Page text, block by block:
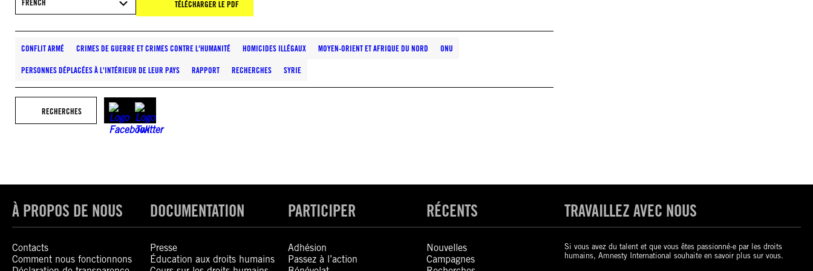
FRENCH TÉLÉCHARGER LE PDF
CONFLIT ARMÉ CRIMES DE GUERRE ET CRIMES CONTRE L'HUMANITÉ HOMICIDES ILLÉGAUX MOYEN-ORIENT ET AFRIQUE DU NORD ONU
PERSONNES DÉPLACÉES À L'INTÉRIEUR DE LEUR PAYS RAPPORT RECHERCHES SYRIE
RECHERCHES
À PROPOS DE NOUS
Contacts
Comment nous fonctionnons
DOCUMENTATION
Presse
Éducation aux droits humains
PARTICIPER
Adhésion
Passez à l’action
RÉCENTS
Nouvelles
Campagnes
TRAVAILLEZ AVEC NOUS
Si vous avez du talent et que vous êtes passionné-e par les droits
humains, Amnesty International souhaite en savoir plus sur vous.